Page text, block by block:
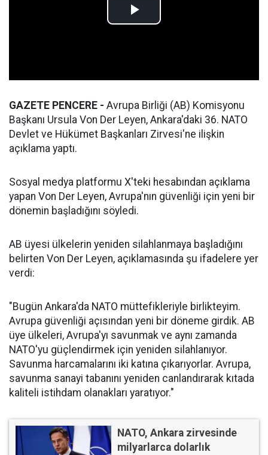
GAZETE PENCERE - Avrupa Birliği (AB) Komisyonu
Başkanı Ursula Von Der Leyen, Ankara'daki 36. NATO
Devlet ve Hükümet Başkanları Zirvesi'ne ilişkin
açıklama yaptı.
Sosyal medya platformu X'teki hesabından açıklama
yapan Von Der Leyen, Avrupa'nın güvenliği için yeni bir
dönemin başladığını söyledi.
AB üyesi ülkelerin yeniden silahlanmaya başladığını
belirten Von Der Leyen, açıklamasında şu ifadelere yer
verdi:
"Bugün Ankara'da NATO müttefikleriyle birlikteyim.
Avrupa güvenliği açısından yeni bir döneme girdik. AB
üye ülkeleri, Avrupa'yı savunmak ve aynı zamanda
NATO'yu güçlendirmek için yeniden silahlanıyor.
Savunma harcamalarını iki katına çıkarıyorlar. Avrupa,
savunma sanayi tabanını yeniden canlandırarak kıtada
kaliteli istihdam olanakları yaratıyor."
NATO, Ankara zirvesinde
milyarlarca dolarlık